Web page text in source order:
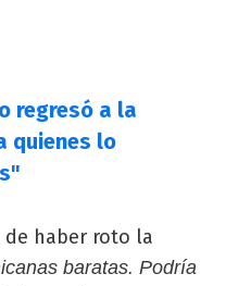
regresó a la
quienes lo
de haber roto la
baratas. Podría